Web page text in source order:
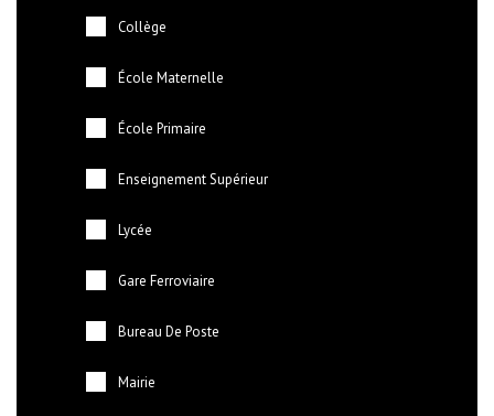
Collège
École Maternelle
École Primaire
Enseignement Supérieur
Lycée
Gare Ferroviaire
Bureau De Poste
Mairie